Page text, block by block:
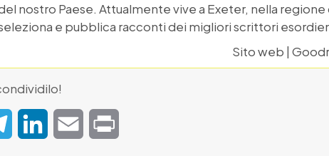
nostro Paese. Attualmente vive a Exeter, nella
e pubblica racconti dei migliori scrittori
Sito web |
TelegramLinkedIn Email